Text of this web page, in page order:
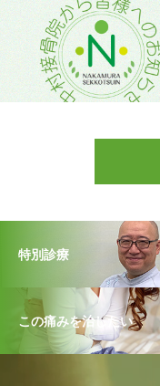
特別診療
この痛みを治したい